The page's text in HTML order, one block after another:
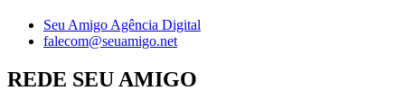
Seu Amigo Agência Digital
falecom@seuamigo.net
REDE SEU AMIGO